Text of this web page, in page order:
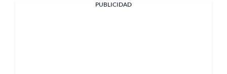
PUBLICIDAD